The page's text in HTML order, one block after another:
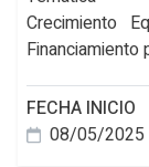
Crecimiento
Financiamiento
FECHA INICIO
08/05/2025